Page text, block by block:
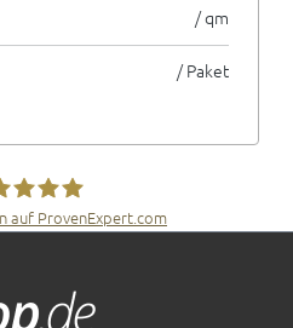
/ qm
/ Paket
auf ProvenExpert.com